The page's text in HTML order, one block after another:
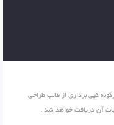
هرگونه کپی برداری از قالب طراحی
آن دریافت خواهد شد .